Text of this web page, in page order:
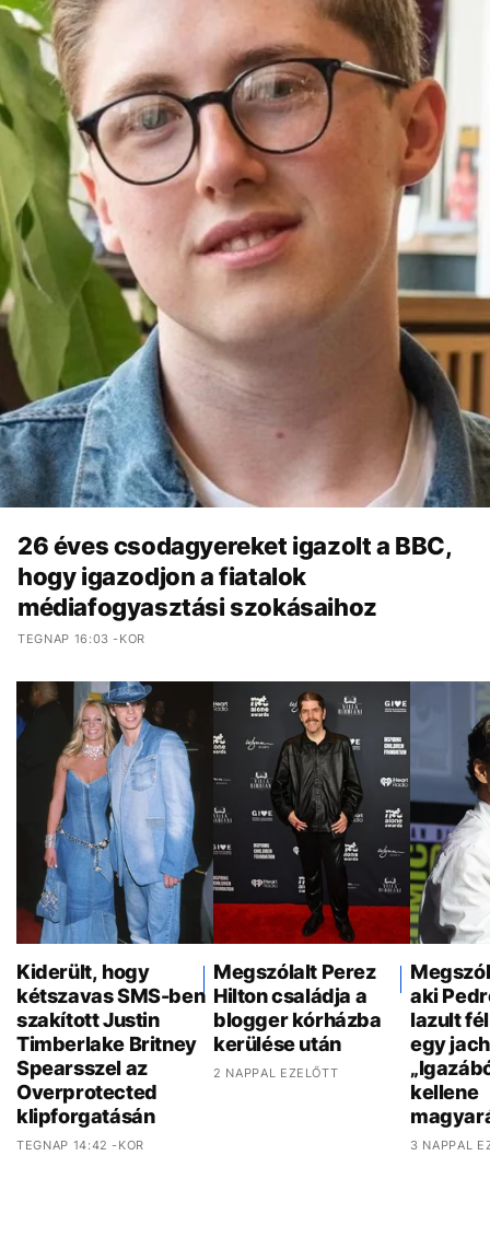
26 éves csodagyereket igazolt a BBC,
hogy igazodjon a fiatalok
médiafogyasztási szokásaihoz
TEGNAP 16:03 -KOR
Kiderült, hogy
kétszavas SMS-ben
szakított Justin
Timberlake Britney
Spearsszel az
Overprotected
klipforgatásán
TEGNAP 14:42 -KOR
Megszólalt Perez
Hilton családja a
blogger kórházba
kerülése után
2 NAPPAL EZELŐTT
aki
lazult
egy
kellene
3 NAPPAL